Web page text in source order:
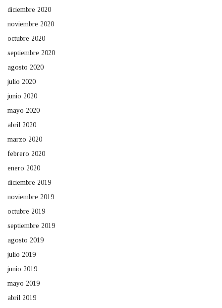
diciembre 2020
noviembre 2020
octubre 2020
septiembre 2020
agosto 2020
julio 2020
junio 2020
mayo 2020
abril 2020
marzo 2020
febrero 2020
enero 2020
diciembre 2019
noviembre 2019
octubre 2019
septiembre 2019
agosto 2019
julio 2019
junio 2019
mayo 2019
abril 2019